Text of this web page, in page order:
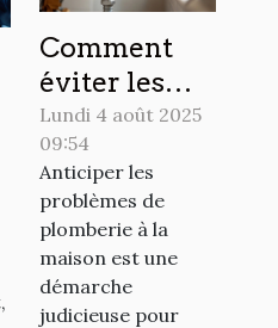
Comment
éviter les
urgences en
plomberie
chez soi ?
Lundi 4 août 2025
09:54
Anticiper les
problèmes de
plomberie à la
maison est une
démarche
judicieuse pour